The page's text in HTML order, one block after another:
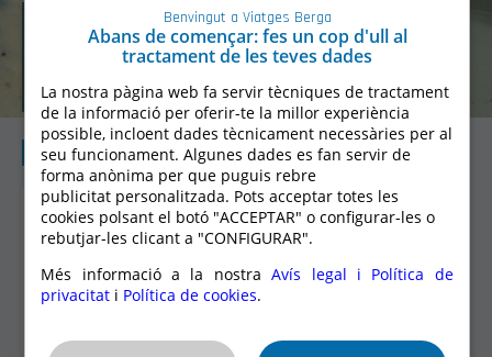
VIATGES PER
SÈNIORS
VIATGES PER SÈNIORS
A partir de
520 €
Sortides des de Tarragona
Circuits nacionals de 6 dies
sortint de Tarragona amb l'AVE
Andalusia, Pais Vasc, Astúries...i molt més!
Benvingut a Viatges Berga
Abans de començar: fes un cop d'ull al
tractament de les teves dades
La nostra pàgina web fa servir tècniques de tractament
de la informació per oferir-te la millor experiència
possible, incloent dades tècnicament necessàries per al
seu funcionament. Algunes dades es fan servir de
forma anònima per que puguis rebre
publicitat personalitzada. Pots acceptar totes les
cookies polsant el botó "ACCEPTAR" o configurar-les o
rebutjar-les clicant a "CONFIGURAR".
Més informació a la nostraAvís legal i Política de
privacitat i Política de cookies.